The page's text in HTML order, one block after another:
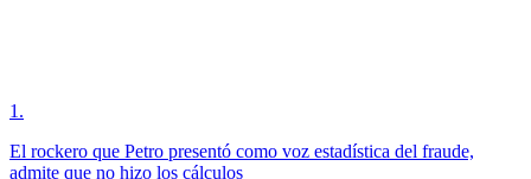
1 .
El rockero que Petro presentó como voz estadística del fraude,
admite que no hizo los cálculos